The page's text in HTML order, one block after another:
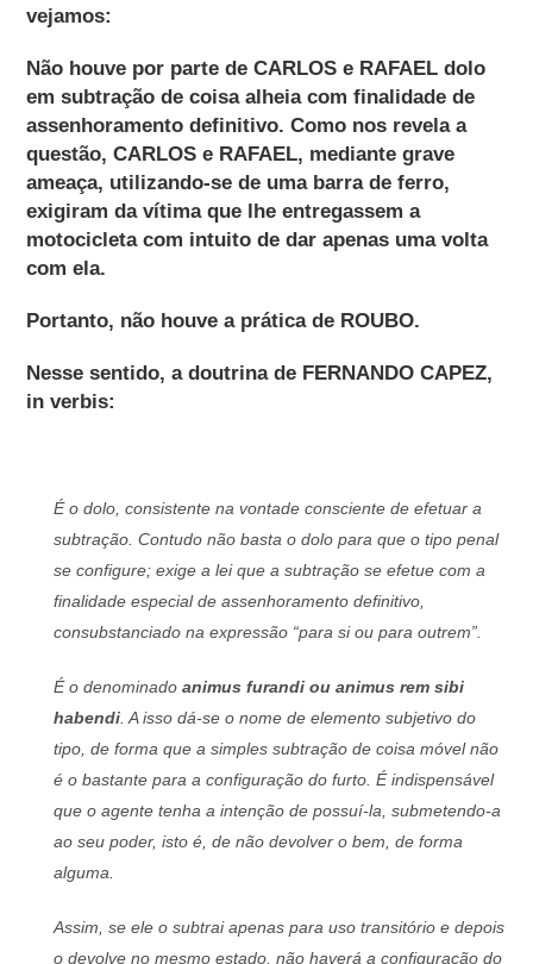
vejamos:
Não houve por parte de CARLOS e RAFAEL dolo
em subtração de coisa alheia com finalidade de
assenhoramento definitivo. Como nos revela a
questão, CARLOS e RAFAEL, mediante grave
ameaça, utilizando-se de uma barra de ferro,
exigiram da vítima que lhe entregassem a
motocicleta com intuito de dar apenas uma volta
com ela.
Portanto, não houve a prática de ROUBO.
Nesse sentido, a doutrina de FERNANDO CAPEZ,
in verbis:
É o dolo, consistente na vontade consciente de efetuar a
subtração. Contudo não basta o dolo para que o tipo penal
se configure; exige a lei que a subtração se efetue com a
finalidade especial de assenhoramento definitivo,
consubstanciado na expressão “para si ou para outrem”.
É o denominadoanimus furandi ou animus rem sibi
habendi . A isso dá-se o nome de elemento subjetivo do
tipo, de forma que a simples subtração de coisa móvel não
é o bastante para a configuração do furto. É indispensável
que o agente tenha a intenção de possuí-la, submetendo-a
ao seu poder, isto é, de não devolver o bem, de forma
alguma.
Assim, se ele o subtrai apenas para uso transitório e depois
o devolve no mesmo estado, não haverá a configuração do